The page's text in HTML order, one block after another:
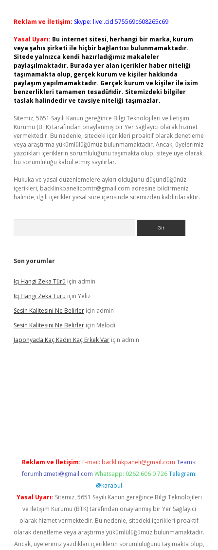
Reklam ve İletişim: Skype: live:.cid.575569c608265c69
Yasal Uyarı: Bu internet sitesi, herhangi bir marka, kurum
veya şahıs şirketi ile hiçbir bağlantısı bulunmamaktadır.
Sitede yalnızca kendi hazırladığımız makaleler
paylaşılmaktadır. Burada yer alan içerikler haber niteliği
taşımamakta olup, gerçek kurum ve kişiler hakkında
paylaşım yapılmamaktadır. Gerçek kurum ve kişiler ile isim
benzerlikleri tamamen tesadüfidir. Sitemizdeki bilgiler
taslak halindedir ve tavsiye niteliği taşımazlar.
Sitemiz, 5651 Sayılı Kanun gereğince Bilgi Teknolojileri ve İletişim
Kurumu (BTK) tarafından onaylanmış bir Yer Sağlayıcı olarak hizmet
vermektedir. Bu nedenle, sitedeki içerikleri proaktif olarak denetleme
veya araştırma yükümlülüğümüz bulunmamaktadır. Ancak, üyelerimiz
yazdıkları içeriklerin sorumluluğunu taşımakta olup, siteye üye olarak
bu sorumluluğu kabul etmiş sayılırlar.
Hukuka ve yasal düzenlemelere aykırı olduğunu düşündüğünüz
içerikleri, backlinkpanelicomtr@gmail.com adresine bildirmeniz
halinde, ilgili içerikler yasal süre içerisinde sitemizden kaldırılacaktır.
Son yorumlar
Iq Hangi Zeka Türü için admin
Iq Hangi Zeka Türü için Yeliz
Sesin Kalitesini Ne Belirler için admin
Sesin Kalitesini Ne Belirler için Melodi
Japonyada Kaç Kadın Kaç Erkek Var için admin
Reklam ve İletişim: E-mail: backlinkpaneli@gmail.com Teams:
forumhizmeti@gmail.com Whatsapp: 0262 606 0 726 Telegram:
@karabul
Yasal Uyarı: Sitemiz, 5651 Sayılı Kanun gereğince Bilgi Teknolojileri
ve İletişim Kurumu (BTK) tarafından onaylanmış bir Yer Sağlayıcı
olarak hizmet vermektedir. Bu nedenle, sitedeki içerikleri proaktif
olarak denetleme veya araştırma yükümlülüğümüz bulunmamaktadır.
Ancak, üyelerimiz yazdıkları içeriklerin sorumluluğunu taşımakta olup,